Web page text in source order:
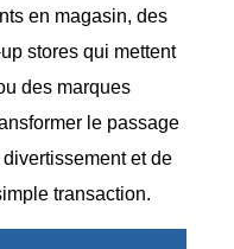
en magasin, des
stores qui mettent
des marques
le passage
et de
transaction.